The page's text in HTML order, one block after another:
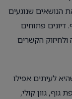
הנושאים שנוגעים
פתוחים
ולחיזוק הקשרים
לעיתים אפילו
גוון קולי,